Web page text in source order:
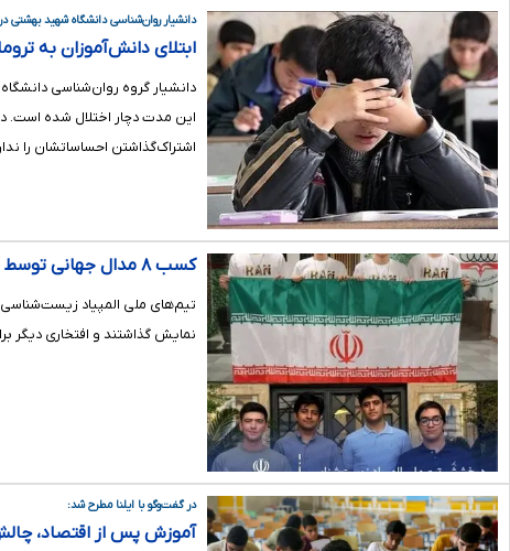
دانشیار روان‌شناسی دانشگاه شهید بهشتی
ابتلای دانش‌آموزان به
دانشیار گروه روان‌شناسی
این مدت دچار اختلال شده‌ است.
اشتراک‌گذاشتن احساساتشان را
کسب ۸ مدال جهانی توسط تیم‌های المپیاد زیست‌شناسی و شیمی ایران
نمایش گذاشتند و افتخاری دیگر
در گفت‌وگو با ایلنا مطرح شد:
آموزش پس از اقتصاد،